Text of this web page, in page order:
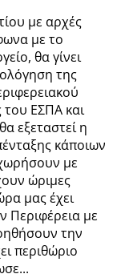
με αρχές
με το
θα γίνει
της
ΕΣΠΑ και
εξεταστεί η
κάποιων
με
ώριμες
μας έχει
Περιφέρεια με
την
περιθώριο